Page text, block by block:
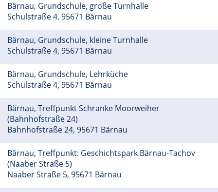
Bärnau, Grundschule, große Turnhalle
Schulstraße 4, 95671 Bärnau
Bärnau, Grundschule, kleine Turnhalle
Schulstraße 4, 95671 Bärnau
Bärnau, Grundschule, Lehrküche
Schulstraße 4, 95671 Bärnau
Bärnau, Treffpunkt Schranke Moorweiher
(Bahnhofstraße 24)
Bahnhofstraße 24, 95671 Bärnau
Bärnau, Treffpunkt: Geschichtspark Bärnau-Tachov
(Naaber Straße 5)
Naaber Straße 5, 95671 Bärnau